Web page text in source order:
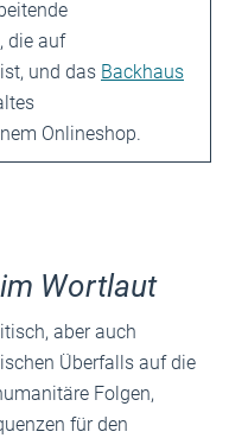
, die auf
und das Backhaus
Onlineshop.
Wortlaut
aber auch
Überfalls auf die
Folgen,
für den